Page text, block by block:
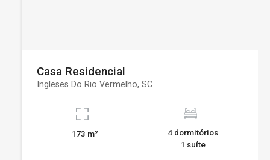
Casa Residencial
Ingleses Do Rio Vermelho, SC
173 m²
4 dormitórios
1 suíte